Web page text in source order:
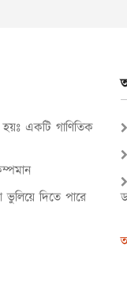
হয়ঃ একটি গাণিতিক
দিতে পারে